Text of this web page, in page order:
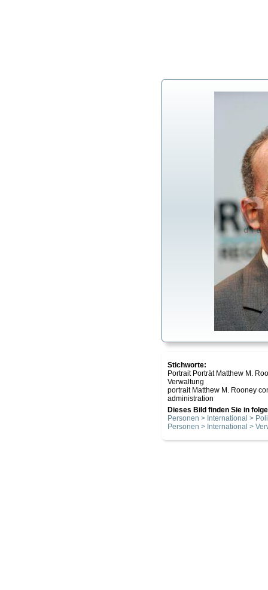
Stichworte:
Portrait Porträt Matthew M.
Verwaltung
portrait Matthew M. Rooney
administration
Dieses Bild finden Sie in
Personen > International >
Personen > International >